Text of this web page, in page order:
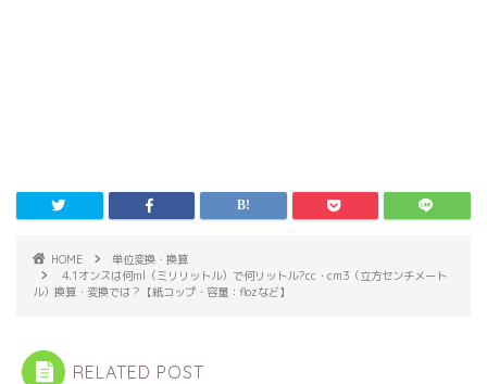
HOME
単位変換・換算
4.1オンスは何ml（ミリリットル）で何リットル?cc・cm3（立方センチメート
ル）換算・変換では？【紙コップ・容量：flozなど】
RELATED POST